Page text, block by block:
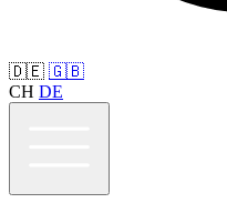
🇩🇪 🇬🇧
CH DE